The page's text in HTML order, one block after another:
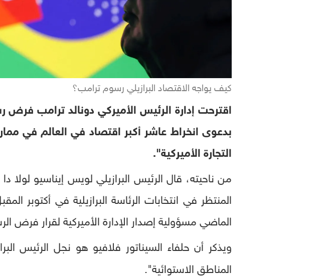
كيف يواجه الاقتصاد البرازيلي رسوم ترامب؟
بدعوى انخراط عاشر أكبر اقتصاد في العالم في
التجارة الأميركية".
من ناحيته، قال الرئيس البرازيلي لويس إيناسيو لولا
المنتظر في انتخابات الرئاسة البرازيلية في أكتوبر
الماضي مسؤولية إصدار الإدارة الأميركية لقرار فرض
ويذكر أن حلفاء السيناتور فلافيو هو نجل الرئيس
المناطق الاستوائية".